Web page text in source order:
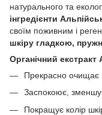
натурального та
інгредієнти
своїм поживним і
шкіру гладкою,
Органічний екстракт
Прекрасно очищає
Заспокоює,
Покращує колір